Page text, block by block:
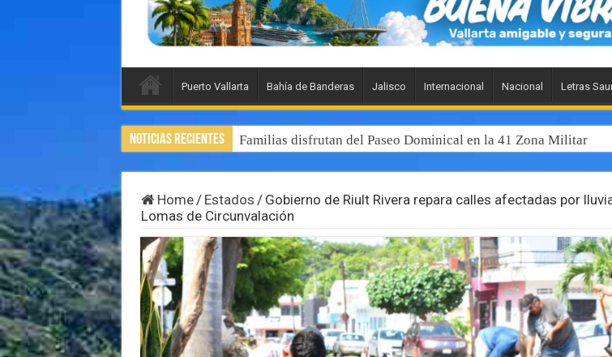
Puerto Vallarta Bahía de Banderas Jalisco Internacional Nacional Letras
Noticias Recientes Familias disfrutan del Paseo Dominical en la 41 Zona Militar
Home / Estados / Gobierno de Riult Rivera repara calles afectadas por
Lomas de Circunvalación